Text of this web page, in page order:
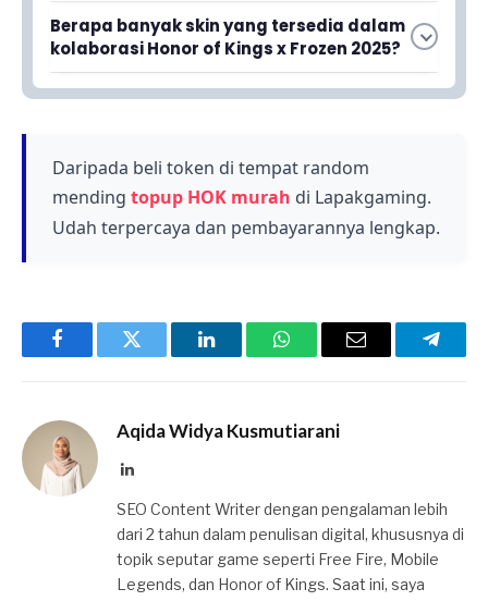
Skin Frozen dipilih karena temanya yang identik
dengan salju dan suasana Natal, sehingga
cocok dirilis sebagai bagian dari perayaan akhir
tahun.
Berapa banyak skin yang tersedia dalam
kolaborasi Honor of Kings x Frozen 2025?
Kolaborasi kali ini menghadirkan banyak skin,
Daripada beli token di tempat random
mending topup HOK murah di Lapakgaming.
Udah terpercaya dan pembayarannya lengkap.
FacebookTwitter LinkedInWhatsAppEmail
Aqida Widya Kusmutiarani
LinkedIn
SEO Content Writer dengan pengalaman lebih
dari 2 tahun dalam penulisan digital, khususnya di
topik seputar game seperti Free Fire, Mobile
Legends, dan Honor of Kings. Saat ini, saya